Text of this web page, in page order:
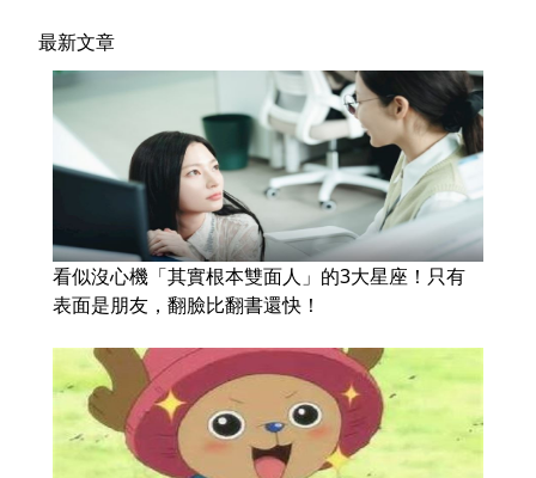
最新文章
看似沒心機「其實根本雙面人」的3大星座！只有
表面是朋友，翻臉比翻書還快！